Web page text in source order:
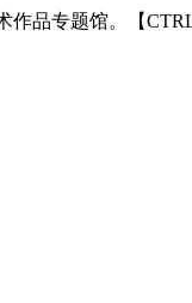
品专题馆。【